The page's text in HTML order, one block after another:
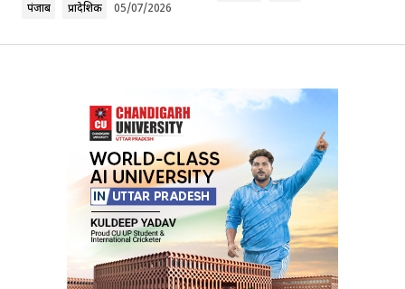
Your E-mail*
Submit Comment
पंजाब प्रादेशिक 05/07/2026